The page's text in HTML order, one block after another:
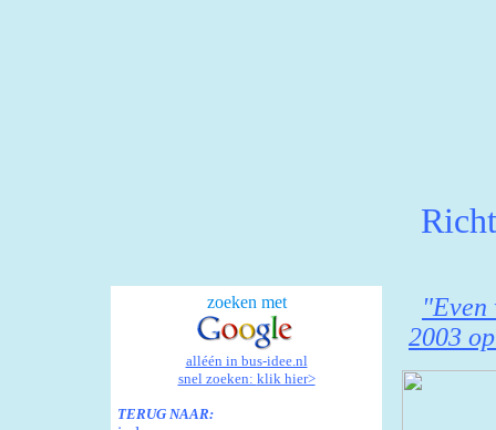
zoeken met
alléén in bus-idee.nl
snel zoeken: klik hier>
TERUG NAAR:
2003